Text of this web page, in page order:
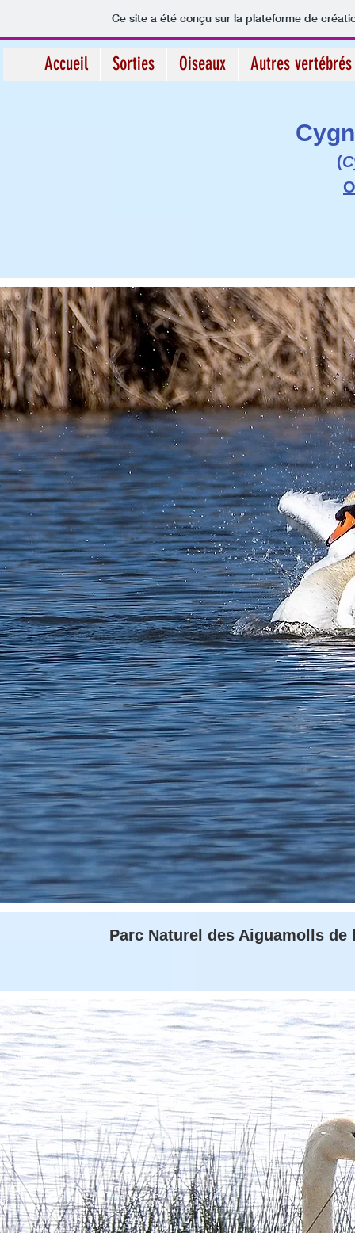
Ce site a été conçu sur la plateforme de
Accueil Sorties Oiseaux Autres vertébrés
(
Parc Naturel des Aiguamolls de